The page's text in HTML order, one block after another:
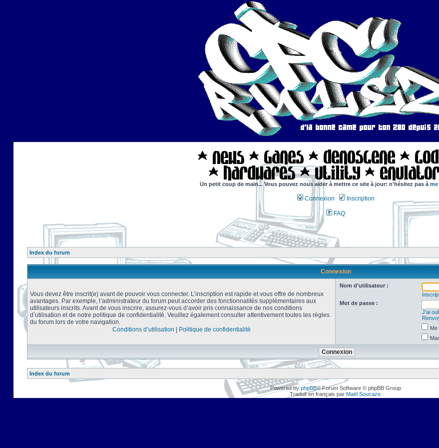
Un petit coup de main... Vous pouvez nous aider à mettre ce site à jour: n'hésitez pas à
Connexion Inscription
FAQ
Index du forum
Connexion
Vous devez être inscrit(e) avant de pouvoir vous connecter. L’inscription est rapide et vous offre de nombreux
avantages. Par exemple, l’administrateur du forum peut accorder des fonctionnalités supplémentaires aux
utilisateurs inscrits. Avant de vous inscrire, assurez-vous d’avoir pris connaissance de nos conditions
d’utilisation et de notre politique de confidentialité. Veuillez également consulter attentivement toutes les règles
du forum lors de votre navigation.
Conditions d’utilisation
Politique de confidentialité
Nom d’utilisateur :
Mot de passe :
J’ai
Me
Index du forum
Powered byphpBB® Forum Software © phpBB Group
Traduit en français par Maël Soucaze.